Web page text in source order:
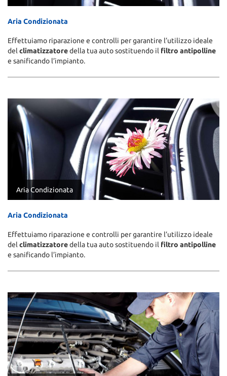
Aria Condizionata
Effettuiamo riparazione e controlli per garantire l’utilizzo ideale
del climatizzatoredella tua auto sostituendo il filtro antipolline
e sanificando l’impianto.
Aria Condizionata
Aria Condizionata
Effettuiamo riparazione e controlli per garantire l’utilizzo ideale
del climatizzatoredella tua auto sostituendo il filtro antipolline
e sanificando l’impianto.